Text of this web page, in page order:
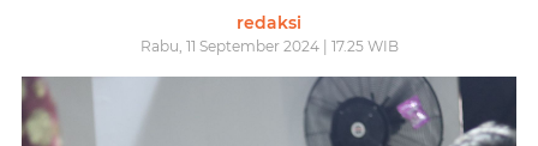
redaksi
Rabu, 11 September 2024 | 17.25 WIB